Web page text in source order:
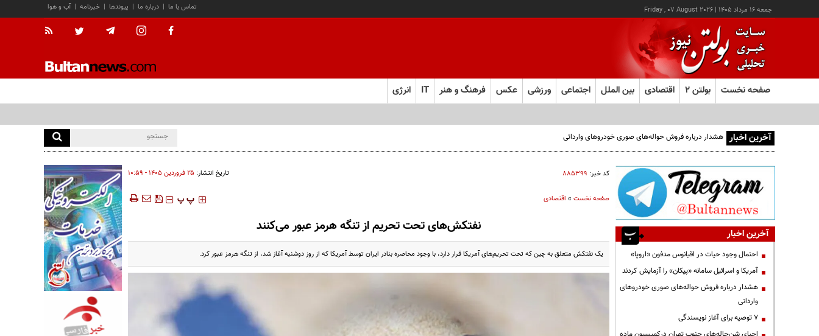
جمعه ۱۶ مرداد ۱۴۰۵ |
Friday , 07 August 2026 آب و هوا | خبرنامه | پیوندها | درباره ما | تماس با ما
صفحه نخست بولتن ۲ اقتصادی بین الملل اجتماعی ورزشی عکس فرهنگ و هنر IT انرژی
آخرین اخبار هشدار درباره فروش حواله‌های صوری خودروهای وارداتی
کد خبر: ۸۸۵۳۹۹ تاریخ انتشار: ۲۵ فروردين ۱۴۰۵ - ۱۰:۵۹
صفحه نخست» اقتصادی ‍‍‍ پ پ
نفتکش‌های تحت تحریم از تنگه هرمز عبور می‌کنند
یک نفتکش متعلق به چین که تحت تحریم‌های آمریکا قرار دارد، با وجود محاصره بنادر ایران توسط آمریکا که از روز دوشنبه آغاز شد، از تنگه هرمز عبور کرد.
آخرین اخبار
احتمال وجود حیات در اقیانوس مدفون «اروپا»
آمریکا و اسرائیل سامانه «پیکان» را آزمایش کردند
هشدار درباره فروش حواله‌های صوری خودروهای
وارداتی
۷ توصیه برای آغاز نویسندگی